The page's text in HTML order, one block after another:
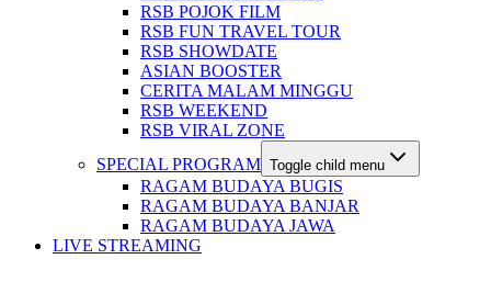
RSB POJOK FILM
RSB FUN TRAVEL TOUR
RSB SHOWDATE
ASIAN BOOSTER
CERITA MALAM MINGGU
RSB WEEKEND
RSB VIRAL ZONE
SPECIAL PROGRAM Toggle child menu
RAGAM BUDAYA BUGIS
RAGAM BUDAYA BANJAR
RAGAM BUDAYA JAWA
LIVE STREAMING